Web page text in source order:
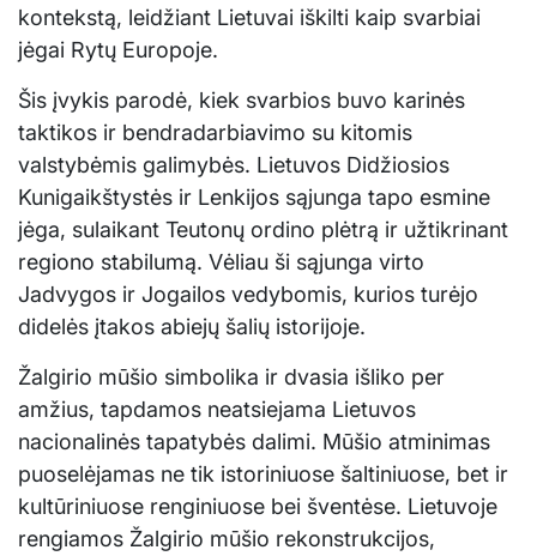
kontekstą, leidžiant Lietuvai iškilti kaip svarbiai
jėgai Rytų Europoje.
Šis įvykis parodė, kiek svarbios buvo karinės
taktikos ir bendradarbiavimo su kitomis
valstybėmis galimybės. Lietuvos Didžiosios
Kunigaikštystės ir Lenkijos sąjunga tapo esmine
jėga, sulaikant Teutonų ordino plėtrą ir užtikrinant
regiono stabilumą. Vėliau ši sąjunga virto
Jadvygos ir Jogailos vedybomis, kurios turėjo
didelės įtakos abiejų šalių istorijoje.
Žalgirio mūšio simbolika ir dvasia išliko per
amžius, tapdamos neatsiejama Lietuvos
nacionalinės tapatybės dalimi. Mūšio atminimas
puoselėjamas ne tik istoriniuose šaltiniuose, bet ir
kultūriniuose renginiuose bei šventėse. Lietuvoje
rengiamos Žalgirio mūšio rekonstrukcijos,